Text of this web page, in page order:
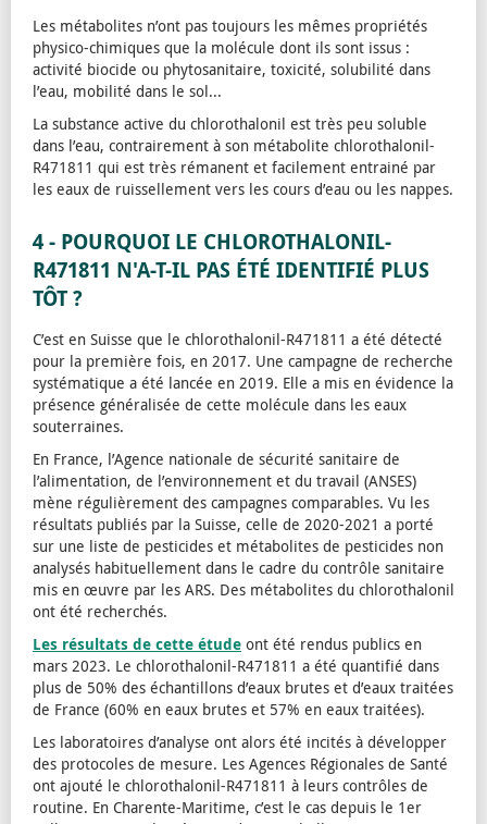
Les métabolites n’ont pas toujours les mêmes propriétés
physico-chimiques que la molécule dont ils sont issus :
activité biocide ou phytosanitaire, toxicité, solubilité dans
l’eau, mobilité dans le sol...
La substance active du chlorothalonil est très peu soluble
dans l’eau, contrairement à son métabolite chlorothalonil-
R471811 qui est très rémanent et facilement entrainé par
les eaux de ruissellement vers les cours d’eau ou les nappes.
4 - POURQUOI LE CHLOROTHALONIL-
R471811 N'A-T-IL PAS ÉTÉ IDENTIFIÉ PLUS
TÔT ?
C’est en Suisse que le chlorothalonil-R471811 a été détecté
pour la première fois, en 2017. Une campagne de recherche
systématique a été lancée en 2019. Elle a mis en évidence la
présence généralisée de cette molécule dans les eaux
souterraines.
En France, l’Agence nationale de sécurité sanitaire de
l’alimentation, de l’environnement et du travail (ANSES)
mène régulièrement des campagnes comparables. Vu les
résultats publiés par la Suisse, celle de 2020-2021 a porté
sur une liste de pesticides et métabolites de pesticides non
analysés habituellement dans le cadre du contrôle sanitaire
mis en œuvre par les ARS. Des métabolites du chlorothalonil
ont été recherchés.
Les résultats de cette étude ont été rendus publics en
mars 2023. Le chlorothalonil-R471811 a été quantifié dans
plus de 50% des échantillons d’eaux brutes et d’eaux traitées
de France (60% en eaux brutes et 57% en eaux traitées).
Les laboratoires d’analyse ont alors été incités à développer
des protocoles de mesure. Les Agences Régionales de Santé
ont ajouté le chlorothalonil-R471811 à leurs contrôles de
routine. En Charente-Maritime, c’est le cas depuis le 1er